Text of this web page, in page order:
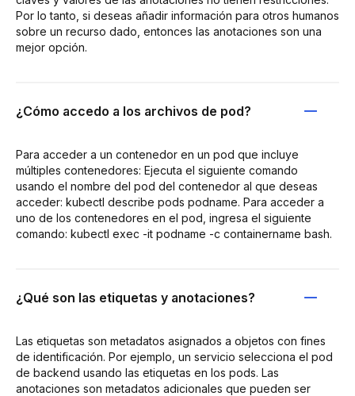
Por lo tanto, si deseas añadir información para otros humanos
sobre un recurso dado, entonces las anotaciones son una
mejor opción.
¿Cómo accedo a los archivos de pod?
Para acceder a un contenedor en un pod que incluye
múltiples contenedores: Ejecuta el siguiente comando
usando el nombre del pod del contenedor al que deseas
acceder: kubectl describe pods podname. Para acceder a
uno de los contenedores en el pod, ingresa el siguiente
comando: kubectl exec -it podname -c containername bash.
¿Qué son las etiquetas y anotaciones?
Las etiquetas son metadatos asignados a objetos con fines
de identificación. Por ejemplo, un servicio selecciona el pod
de backend usando las etiquetas en los pods. Las
anotaciones son metadatos adicionales que pueden ser